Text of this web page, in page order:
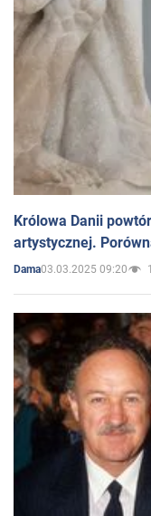
Królowa Danii
artystycznej.
Dama03.03.2025 09:20 1